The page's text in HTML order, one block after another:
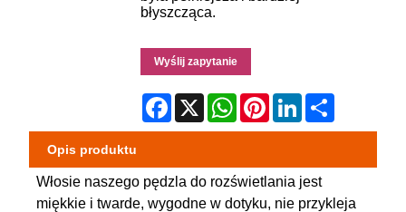
błyszcząca.
Wyślij zapytanie
Facebook
X WhatsApp
PinterestLinkedIn
Opis produktu
Włosie naszego pędzla do rozświetlania jest
miękkie i twarde, wygodne w dotyku, nie przykleja